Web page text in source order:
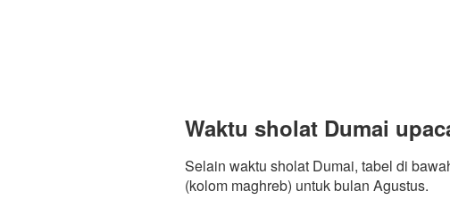
Waktu sholat Dumai
Selain waktu sholat Dumai, tabel di
(kolom maghreb) untuk bulan Agustus.